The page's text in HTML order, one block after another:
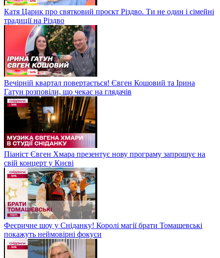
Катя Царик про святковий проєкт Різдво. Ти не один і сімейні
традиції на Різдво
Вечірній квартал повертається! Євген Кошовий та Ірина
Гатун розповіли, що чекає на глядачів
Піаніст Євген Хмара презентує нову програму запрошує на
свій концерт у Києві
Феєричне шоу у Сніданку! Королі магії брати Томашевські
покажуть неймовірні фокуси